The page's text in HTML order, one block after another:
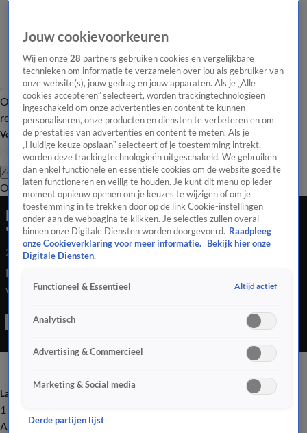
Overzicht Laatste nieuws Regionieuws Het beste van Hart
Tip de
redactie
Volg Hart van Nederland
Zoeken
OverzichtRegioUitzendingenWeerTip de redactiePanelVideo's
Enige café in Geijsteren verwoest door brand:
'Alsof je woonk...
2 juli 2021, 17:21
Enige café in Geijsteren verwoest door brand: 'Alsof je
woonkamer in brand heeft gestaan'
Laatste nieuws
112
Advies & Tips
Jouw cookievoorkeuren
Wij en onze28 partners gebruiken cookies en vergelijkbare
technieken om informatie te verzamelen over jou als gebruiker van
onze website(s), jouw gedrag en jouw apparaten. Als je „Alle
cookies accepteren” selecteert, worden trackingtechnologieën
ingeschakeld om onze advertenties en content te kunnen
personaliseren, onze producten en diensten te verbeteren en om
de prestaties van advertenties en content te meten. Als je
„Huidige keuze opslaan” selecteert of je toestemming intrekt,
worden deze trackingtechnologieën uitgeschakeld. We gebruiken
dan enkel functionele en essentiële cookies om de website goed te
laten functioneren en veilig te houden. Je kunt dit menu op ieder
moment opnieuw openen om je keuzes te wijzigen of om je
toestemming in te trekken door op de link Cookie-instellingen
onder aan de webpagina te klikken. Je selecties zullen overal
binnen onze Digitale Diensten worden doorgevoerd. Raadpleeg
onze Cookieverklaring voor meer informatie.
Bekijk hier onze
Digitale Diensten.
Functioneel & Essentieel Altijd actief
Analytisch
Advertising & Commercieel
Marketing & Social media
Derde partijen lijst